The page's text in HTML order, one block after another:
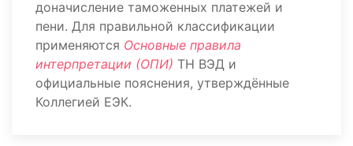
доначисление таможенных платежей и
пени. Для правильной классификации
применяются Основные правила
интерпретации (ОПИ) ТН ВЭД и
официальные пояснения, утверждённые
Коллегией ЕЭК.